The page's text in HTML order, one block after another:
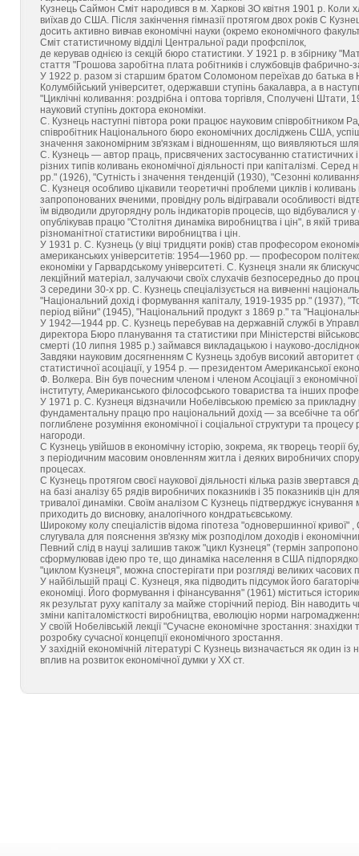
Кузнець Саймон Сміт народився в м. Харкові ЗО квітня 1901 р. Коли
виїхав до США. Після закінчення гімназії протягом двох років С
досить активно вивчав економічні науки (окремо економічного
Сміт статистичному відділі Центральної ради профспілок,
де керував однією із секцій бюро статистики. У 1921 р. в збірнику
стаття "Грошова заробітна плата робітників і службовців
У 1922 р. разом зі старшим братом Соломоном переїхав до батька
Колумбійський університет, одержавши ступінь бакалавра, а в
"Циклічні коливання: роздрібна і оптова торгівля, Сполучені
науковий ступінь доктора економіки.
С. Кузнець наступні півтора роки працює науковим співробітником
співробітник Національного бюро економічних досліджень США,
значення закономірним зв'язкам і відношенням, що виявляються
С. Кузнець — автор праць, присвячених застосуванню
різних типів коливань економічної діяльності при капіталізмі.
pp." (1926), "Сутність і значення тенденцій (1930), "Сезонні
С. Кузнеця особливо цікавили теоретичні проблеми циклів і
запропонованих вченими, провідну роль відігравали особливості
їм відводили другорядну роль індикаторів процесів, що
опублікував працю "Столітня динаміка виробництва і цін", в якій
різноманітної статистики виробництва і цін.
У 1931 р. С. Кузнець (у віці тридцяти років) став професором
американських університетів: 1954—1960 pp. — професором
економіки у Гарвардському університеті. С. Кузнеця знали як
лекційний матеріал, залучаючи своїх слухачів безпосередньо до
З середини 30-х pp. C. Кузнець спеціалізується на вивченні
"Національний дохід і формування капіталу, 1919-1935 pp." (1937),
період війни" (1945), "Національний продукт з 1869 р." та
У 1942—1944 pp. С. Кузнець перебував на державній службі в
директора Бюро планування та статистики при Міністерстві
смерті (10 липня 1985 р.) займався викладацькою і науково-
Завдяки науковим досягненням С Кузнець здобув високий
статистичної асоціації, у 1954 р. — президентом Американської
Ф. Волкера. Він був почесним членом і членом Асоціації з
інституту, Американського філософського товариства та інших
У 1971 p. C. Кузнеця відзначили Нобелівською премією за
фундаментальну працю про національний дохід — за всебічне та
поглиблене розуміння економічної і соціальної структури та процесу
нагороди.
С Кузнець увійшов в економічну історію, зокрема, як творець теорії
з періодичним масовим оновленням житла і деяких виробничих
процесах.
С Кузнець протягом своєї наукової діяльності кілька разів
на базі аналізу 65 рядів виробничих показників і 35 показників цін
тривалої динаміки. Своїм аналізом С Кузнець підтверджує
приходить до висновку, аналогічного кондратьєвському.
Широкому колу спеціалістів відома гіпотеза "одновершинної
слугувала для пояснення зв'язку між розподілом доходів і
Певний слід в науці залишив також "цикл Кузнеця" (термін
сформулював ідею про те, що динаміка населення в США
"циклом Кузнеця", можна спостерігати при розгляді великих часових
У найбільшій праці С. Кузнеця, яка підводить підсумок його
економіці. Його формування і фінансування" (1961) міститься
як результат руху капіталу за майже сторічний період. Він
зміни капіталомісткості виробництва, еволюцію норми
У своїй Нобелівській лекції "Сучасне економічне зростання:
розробку сучасної концепції економічного зростання.
У західній економічній літературі С Кузнець визначається як один
вплив на розвиток економічної думки у XX ст.